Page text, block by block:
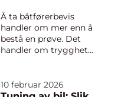
mång...
Å ta båtførerbevis
handler om mer enn å
bestå en prøve. Det
handler om trygghet,
bor i hovedstaden, er
Båtførerprøven Oslo
10 februar 2026